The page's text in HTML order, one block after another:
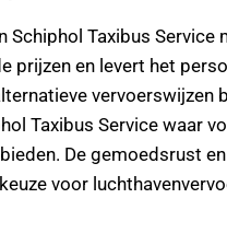
Taxibus Service
prijzen en levert het
vervoerswijzen
Taxibus Service waar
De gemoedsrust
voor